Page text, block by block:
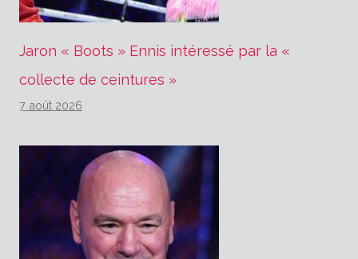
Jaron « Boots » Ennis intéressé par la «
collecte de ceintures »
7 août 2026